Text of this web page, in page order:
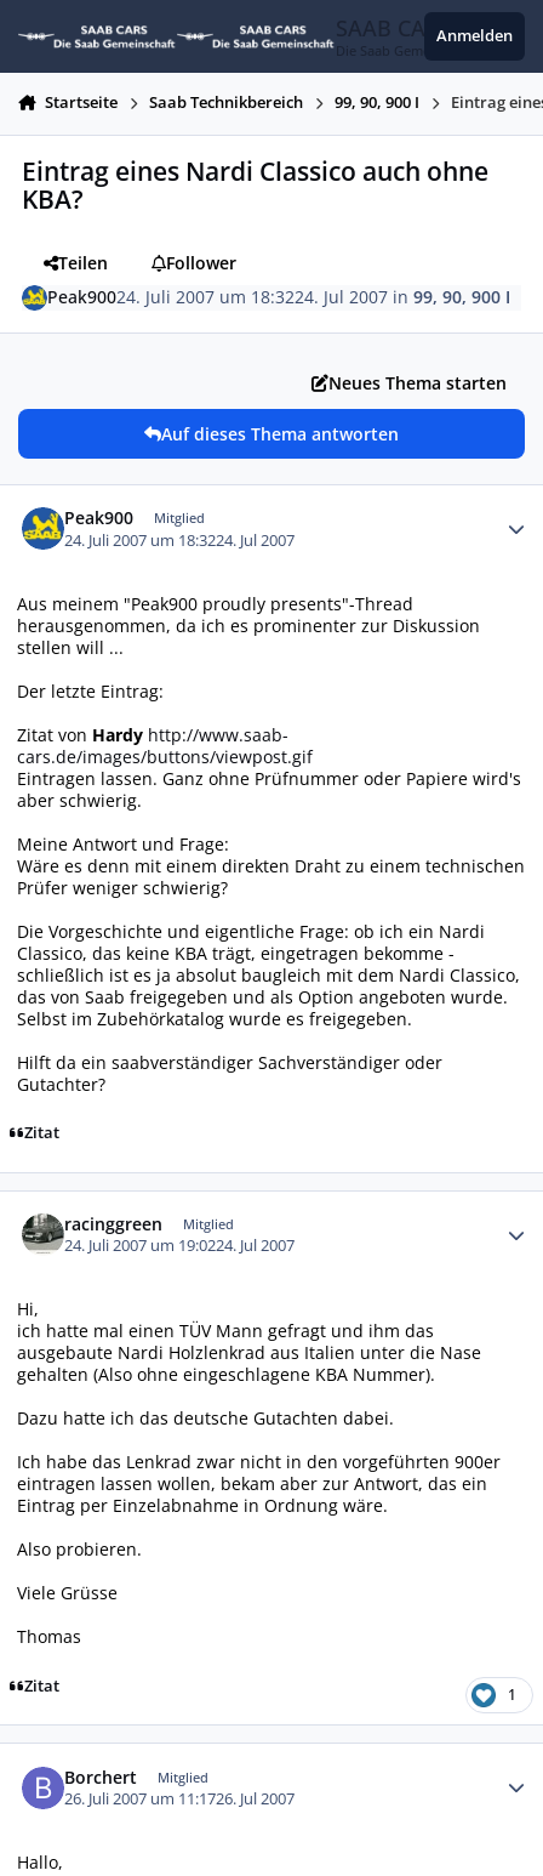
SAAB CARS
Die Saab Gemeinschaft
Anmelden
Startseite Saab Technikbereich 99, 90, 900 I Eintrag
Eintrag eines Nardi Classico auch ohne
KBA?
Teilen
Follower
Peak90024. Juli 2007 um 18:3224. Jul 2007 in99, 90, 900 I
Neues Thema starten
Auf dieses Thema antworten
Peak900 Mitglied
24. Juli 2007 um 18:3224. Jul 2007
Aus meinem "Peak900 proudly presents"-Thread
herausgenommen, da ich es prominenter zur Diskussion
stellen will ...
Der letzte Eintrag:
Zitat von Hardy http://www.saab-
cars.de/images/buttons/viewpost.gif
Eintragen lassen. Ganz ohne Prüfnummer oder Papiere wird's
aber schwierig.
Meine Antwort und Frage:
Wäre es denn mit einem direkten Draht zu einem technischen
Prüfer weniger schwierig?
Die Vorgeschichte und eigentliche Frage: ob ich ein Nardi
Classico, das keine KBA trägt, eingetragen bekomme -
schließlich ist es ja absolut baugleich mit dem Nardi Classico,
das von Saab freigegeben und als Option angeboten wurde.
Selbst im Zubehörkatalog wurde es freigegeben.
Hilft da ein saabverständiger Sachverständiger oder
Gutachter?
Zitat
racinggreen Mitglied
24. Juli 2007 um 19:0224. Jul 2007
Hi,
ich hatte mal einen TÜV Mann gefragt und ihm das
ausgebaute Nardi Holzlenkrad aus Italien unter die Nase
gehalten (Also ohne eingeschlagene KBA Nummer).
Dazu hatte ich das deutsche Gutachten dabei.
Ich habe das Lenkrad zwar nicht in den vorgeführten 900er
eintragen lassen wollen, bekam aber zur Antwort, das ein
Eintrag per Einzelabnahme in Ordnung wäre.
Also probieren.
Viele Grüsse
Thomas
Zitat 1
Borchert Mitglied
26. Juli 2007 um 11:1726. Jul 2007
Hallo,